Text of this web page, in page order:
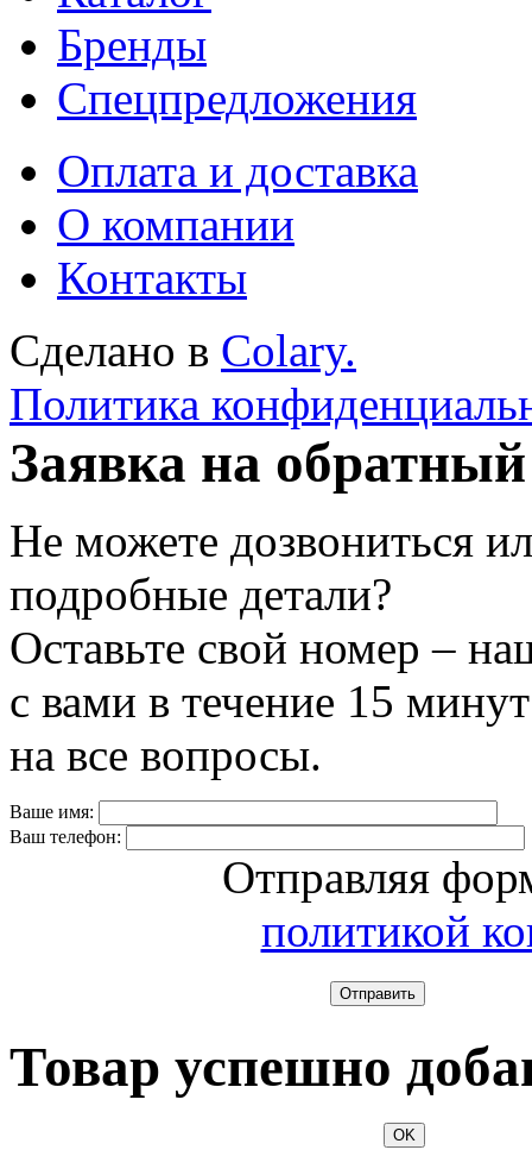
Бренды
Спецпредложения
Оплата и доставка
О компании
Контакты
Сделано в Colary.
Политика
Заявка на
Не можете дозвониться
подробные детали?
Оставьте свой номер –
с вами в течение 15
на все вопросы.
Ваше имя:
Ваш телефон:
Отправляя
политикой
Отправить
Товар успешно
OK